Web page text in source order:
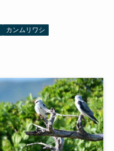
カンムリワシ